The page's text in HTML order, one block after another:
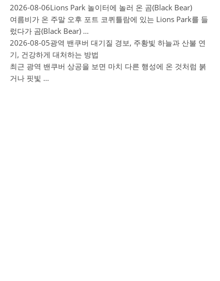
2026-08-06Lions Park 놀이터에 놀러 온 곰(Black Bear)
여름비가 온 주말 오후 포트 코퀴틀람에 있는 Lions Park를 들
렀다가 곰(Black Bear) …
2026-08-05광역 밴쿠버 대기질 경보, 주황빛 하늘과 산불 연
기, 건강하게 대처하는 방법
최근 광역 밴쿠버 상공을 보면 마치 다른 행성에 온 것처럼 붉
거나 핏빛 …